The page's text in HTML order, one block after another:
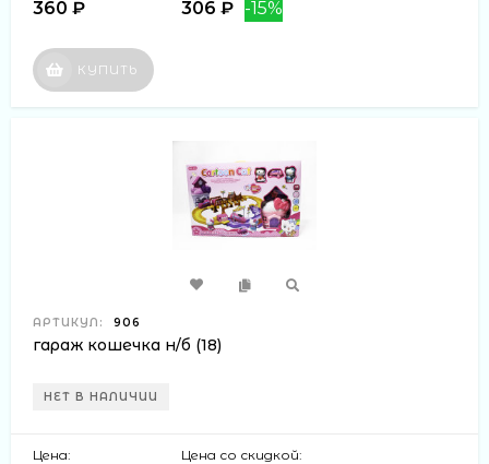
360 ₽ 306 ₽ -15%
КУПИТЬ
АРТИКУЛ: 906
гараж кошечка н/б (18)
НЕТ В НАЛИЧИИ
Цена: Цена со скидкой: